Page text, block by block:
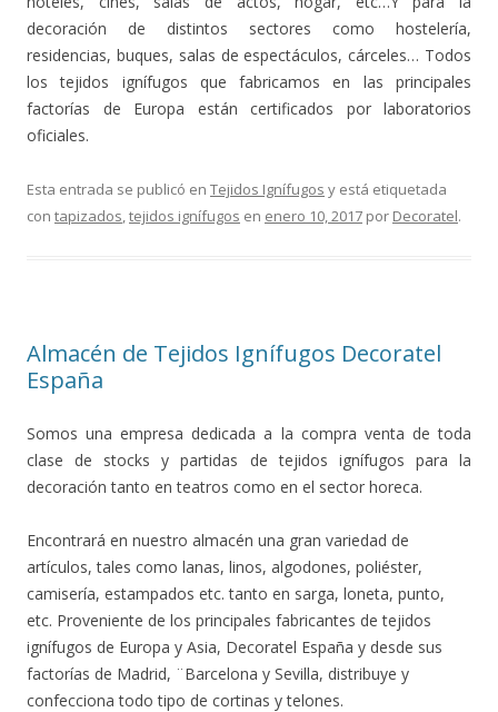
decoración de distintos sectores como hostelería,
residencias, buques, salas de espectáculos, cárceles… Todos
los tejidos ignífugos que fabricamos en las principales
factorías de Europa están certificados por laboratorios
oficiales.
Esta entrada se publicó en Tejidos Ignífugos y está etiquetada
con tapizados tejidos ignífugos en enero 10, 2017 por Decoratel.
Almacén de Tejidos Ignífugos Decoratel
España
Somos una empresa dedicada a la compra venta de toda
clase de stocks y partidas de tejidos ignífugos para la
decoración tanto en teatros como en el sector horeca.
Encontrará en nuestro almacén una gran variedad de
artículos, tales como lanas, linos, algodones, poliéster,
camisería, estampados etc. tanto en sarga, loneta, punto,
etc. Proveniente de los principales fabricantes de tejidos
ignífugos de Europa y Asia, Decoratel España y desde sus
factorías de Madrid, ¨Barcelona y Sevilla, distribuye y
confecciona todo tipo de cortinas y telones.